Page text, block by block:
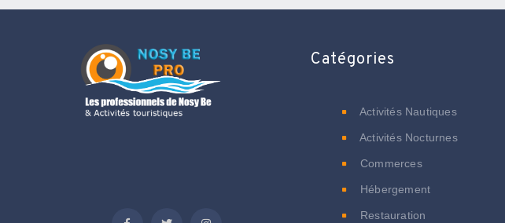
Catégories
Activités Nautiques
Activités Nocturnes
Commerces
Hébergement
Restauration